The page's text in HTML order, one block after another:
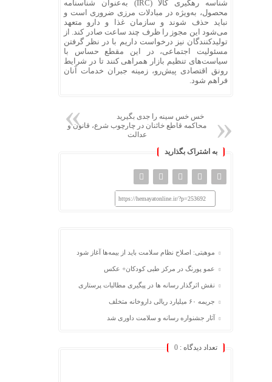
شناسه رهگیری کالا (IRC) به‌عنوان شناسنامه
محصول، به‌ویژه در مبادلات مرزی ضروری است و
نباید حذف شوند و سازمان غذا و دارو متعهد
می‌شود این مجوز را ظرف چند ساعت صادر کند. از
تولیدکنندگان نیز درخواست داریم با در نظر گرفتن
مسئولیت اجتماعی، در این مقطع حساس با
سیاست‌های تنظیم بازار همراهی کنند تا در شرایط
رونق اقتصادی پیش‌رو، زمینه جبران خدمات آنان
فراهم شود.
خس خس سینه را جدی بگیرید
محاکمه قاطع خائنان در چارچوب شرع، قانون و
عدالت
به اشتراک بگذارید
https://hemayatonline.ir/?p=253692
موهبتی: اصلاح نظام سلامت باید از بیمه‌ها آغاز شود
عمو پورنگ در مرکز طبی کودکان+ عکس
نقش اثرگذار رسانه ها در پیگیری مطالبات پرستاری
جریمه ۶۰ میلیارد ریالی داروخانه متخلف
آثار جشنواره رسانه و سلامت داوری شد
تعداد دیدگاه : 0